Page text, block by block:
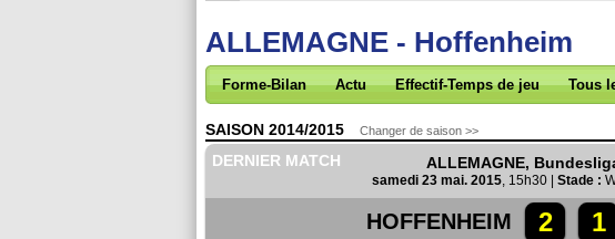
ALLEMAGNE - Hoffenheim
Forme-Bilan Actu Effectif-Temps de jeu Tous
SAISON 2014/2015 Changer de saison >>
DERNIER MATCH ALLEMAGNE,
samedi 23 mai. 2015, 15h30 | Stade :
HOFFENHEIM 2 1